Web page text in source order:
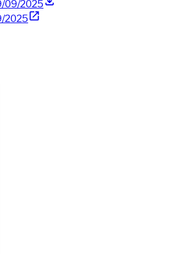
09/2025
2025